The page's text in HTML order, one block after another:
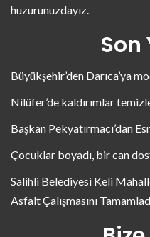
huzurunuzdayız.
Son
Büyükşehir’den Darıca’ya
Nilüfer’de kaldırımlar
Başkan Pekyatırmacı’dan
Çocuklar boyadı, bir can
Salihli Belediyesi Keli
Asfalt Çalışmasını